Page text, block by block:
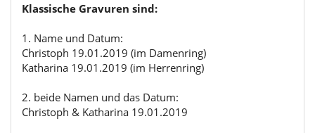
Klassische Gravuren sind:
1. Name und Datum:
Christoph 19.01.2019 (im Damenring)
Katharina 19.01.2019 (im Herrenring)
2. beide Namen und das Datum:
Christoph & Katharina 19.01.2019